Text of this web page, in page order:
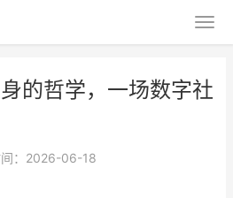
的哲学，一场数字社
间：2026-06-18